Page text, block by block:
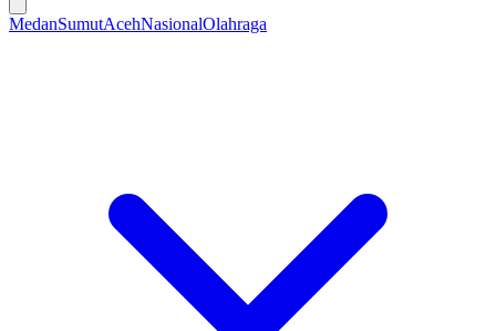
MedanSumutAcehNasionalOlahraga